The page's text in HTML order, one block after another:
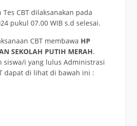
CBT dilaksanakan pada
pukul 07.00 WIB s.d selesai.
CBT membawa HP
SEKOLAH PUTIH MERAH.
siswa/i yang lulus Administrasi
dapat di lihat di bawah ini :